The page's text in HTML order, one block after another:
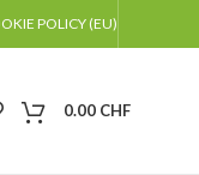
POLICY (EU)
0.00 CHF